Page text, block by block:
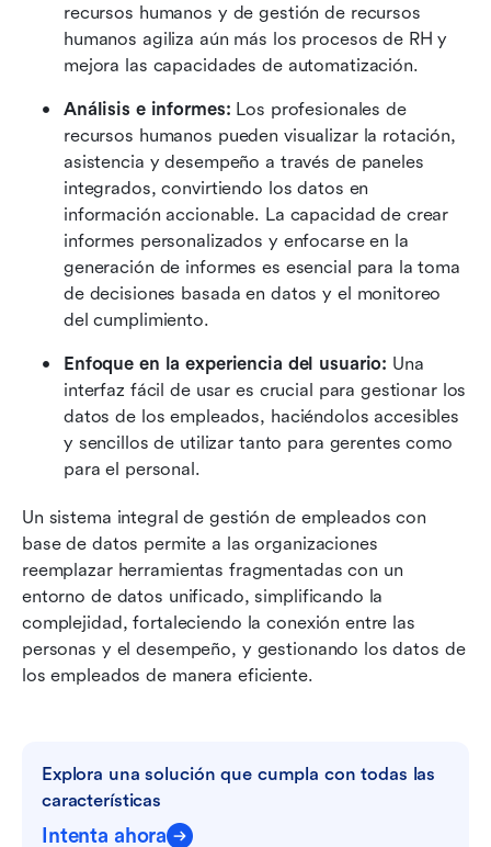
recursos humanos y de gestión de recursos
humanos agiliza aún más los procesos de RH y
mejora las capacidades de automatización.
Análisis e informes: Los profesionales de
recursos humanos pueden visualizar la rotación,
asistencia y desempeño a través de paneles
integrados, convirtiendo los datos en
información accionable. La capacidad de crear
informes personalizados y enfocarse en la
generación de informes es esencial para la toma
de decisiones basada en datos y el monitoreo
del cumplimiento.
Enfoque en la experiencia del usuario: Una
interfaz fácil de usar es crucial para gestionar los
datos de los empleados, haciéndolos accesibles
y sencillos de utilizar tanto para gerentes como
para el personal.
Un sistema integral de gestión de empleados con
base de datos permite a las organizaciones
reemplazar herramientas fragmentadas con un
entorno de datos unificado, simplificando la
complejidad, fortaleciendo la conexión entre las
personas y el desempeño, y gestionando los datos de
los empleados de manera eficiente.
Explora una solución que cumpla con todas las
características
Intenta ahora